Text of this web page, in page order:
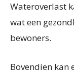
Wateroverlast
wat een
bewoners.
Bovendien kan